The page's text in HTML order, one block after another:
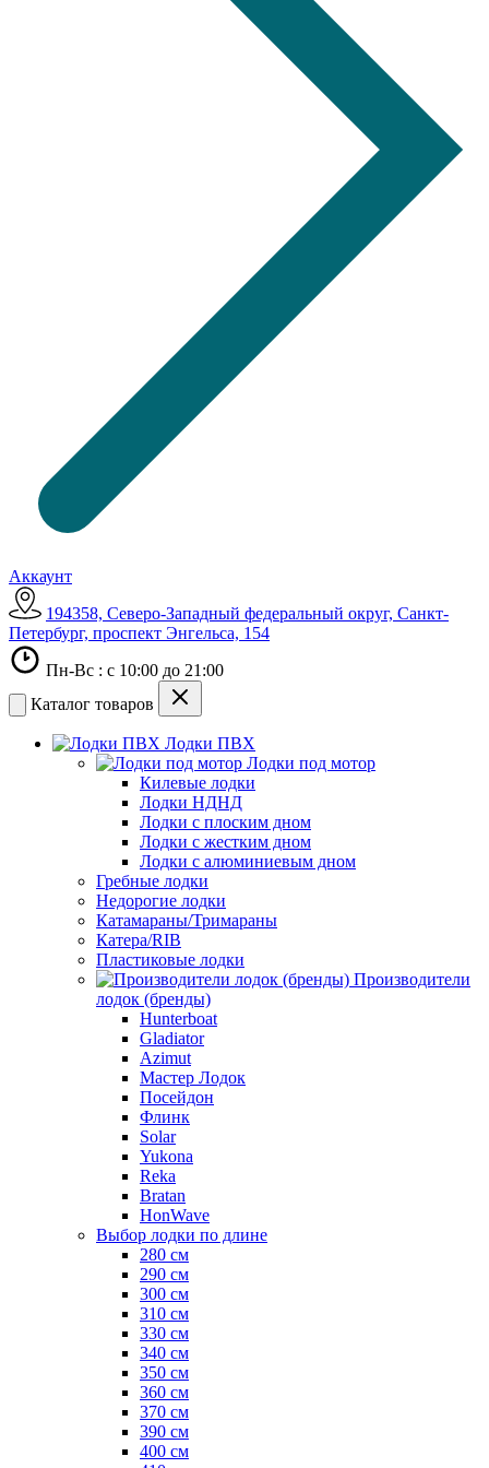
Аккаунт
194358, Северо-Западный федеральный округ, Санкт-
Петербург, проспект Энгельса, 154
Пн-Вс : с 10:00 до 21:00
Каталог товаров
Лодки ПВХ
Лодки под мотор
Килевые лодки
Лодки НДНД
Лодки с плоским дном
Лодки с жестким дном
Лодки с алюминиевым дном
Гребные лодки
Недорогие лодки
Катамараны/Тримараны
Катера/RIB
Пластиковые лодки
Производители
лодок (бренды)
Hunterboat
Gladiator
Azimut
Мастер Лодок
Посейдон
Флинк
Solar
Yukona
Reka
Bratan
HonWave
Выбор лодки по длине
280 см
290 см
300 см
310 см
330 см
340 см
350 см
360 см
370 см
390 см
400 см